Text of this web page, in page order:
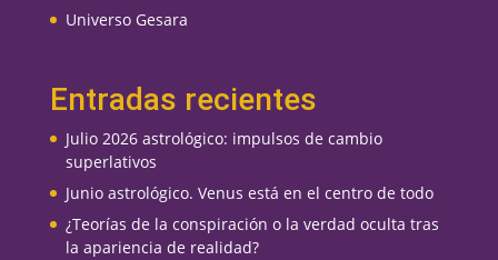
Universo Gesara
Entradas recientes
Julio 2026 astrológico: impulsos de cambio
superlativos
Junio astrológico. Venus está en el centro de todo
¿Teorías de la conspiración o la verdad oculta tras
la apariencia de realidad?